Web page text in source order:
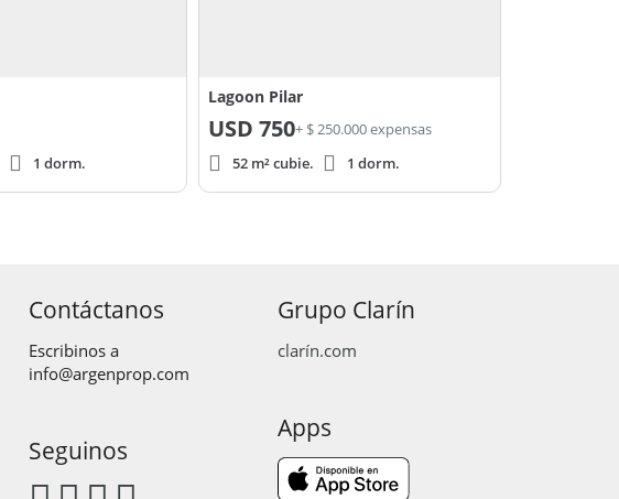
1 dorm.
Lagoon Pilar
USD 750+ $ 250.000 expensas
52 m² cubie.
1 dorm.
Contáctanos
Escribinos a
info@argenprop.com
Seguinos
Grupo Clarín
clarín.com
Apps